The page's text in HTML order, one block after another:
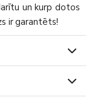
un kurp dotos
ir garantēts!